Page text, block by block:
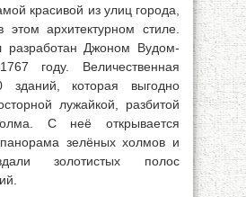
красивой из улиц города,
этом архитектурном стиле.
разработан Джоном Вудом-
году. Величественная
которая выгодно
лужайкой, разбитой
С неё открывается
зелёных холмов и
золотистых полос